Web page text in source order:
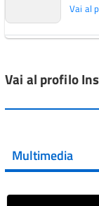
Vai al
Vai al
Vai al
Vai al profilo
Multimedia